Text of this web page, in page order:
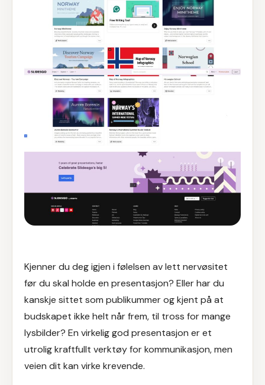
Kjenner du deg igjen i følelsen av lett nervøsitet
før du skal holde en presentasjon? Eller har du
kanskje sittet som publikummer og kjent på at
budskapet ikke helt når frem, til tross for mange
lysbilder? En virkelig god presentasjon er et
utrolig kraftfullt verktøy for kommunikasjon, men
veien dit kan virke krevende.